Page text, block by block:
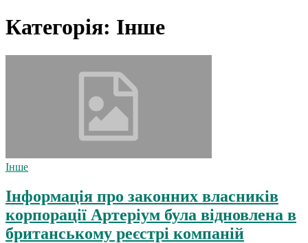
Категорія: Інше
Інше
Інформація про законних власників
корпорації Артеріум була відновлена в
британському реєстрі компаній